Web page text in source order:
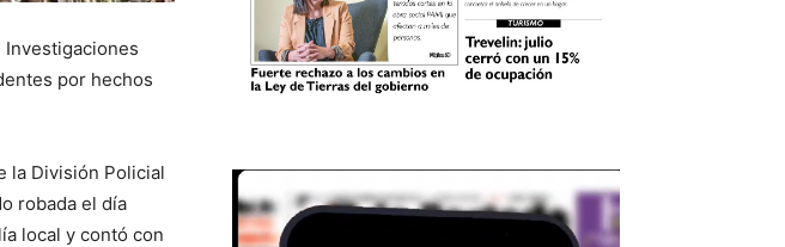
Investigaciones
por hechos
la División Policial
robada el día
local y contó con